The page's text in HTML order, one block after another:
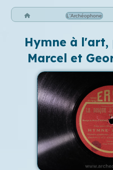
L'Archéophone
Hymne à l'art,
Marcel et